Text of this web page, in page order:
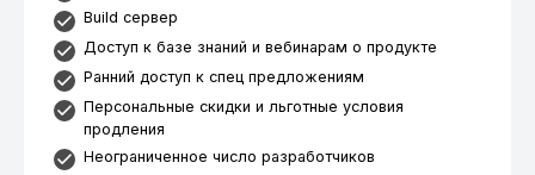
Build сервер
Доступ к базе знаний и вебинарам о продукте
Ранний доступ к спец предложениям
Персональные скидки и льготные условия
продления
Неограниченное число разработчиков